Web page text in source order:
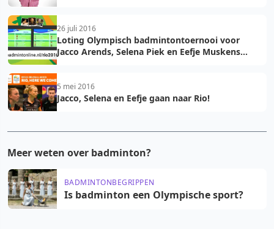
26 juli 2016
Loting Olympisch badmintontoernooi voor
Jacco Arends, Selena Piek en Eefje Muskens
5 mei 2016
Jacco, Selena en Eefje gaan naar Rio!
Meer weten over badminton?
BADMINTONBEGRIPPEN
Is badminton een Olympische sport?